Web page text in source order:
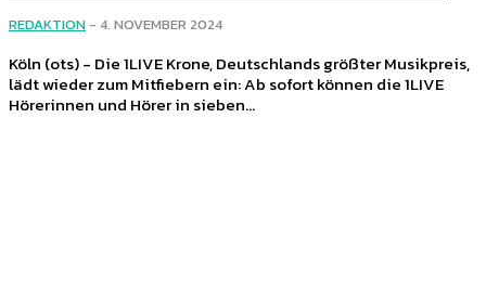
REDAKTION - 4. NOVEMBER 2024
Köln (ots) - Die 1LIVE Krone, Deutschlands größter Musikpreis,
lädt wieder zum Mitfiebern ein: Ab sofort können die 1LIVE
Hörerinnen und Hörer in sieben...